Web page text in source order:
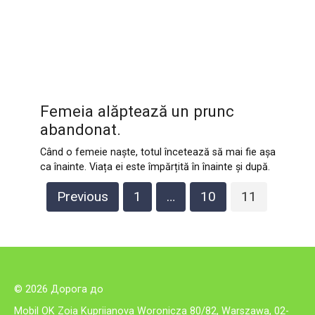
Femeia alăptează un prunc
abandonat.
Când o femeie naște, totul încetează să mai fie așa
ca înainte. Viața ei este împărțită în înainte și după.
pagination
Previous 1 … 10 11
© 2026 Дорога до
Mobil OK Zoia Kupriianova Woronicza 80/82, Warszawa, 02-